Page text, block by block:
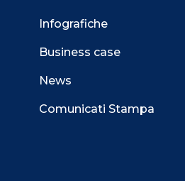
Infografiche
Business case
News
Comunicati Stampa